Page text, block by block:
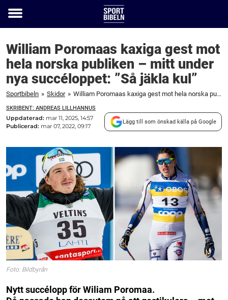
Toggle
William Poromaas kaxiga gest mot
hela norska publiken – mitt under
nya succéloppet: ”Så jäkla kul”
Sportbibeln » Skidor » William Poromaas kaxiga gest mot hela norska publiken – mitt under nya succéloppet: ”Så jäkla kul”
SKRIBENT: ANDREAS LILLHANNUS
Uppdaterad: mar 11, 2025, 14:57
Publicerad: mar 07, 2022, 09:17
Lägg till som önskad källa på Google
Foto: Bildbyrån
Nytt succélopp för Wiliam Poromaa.